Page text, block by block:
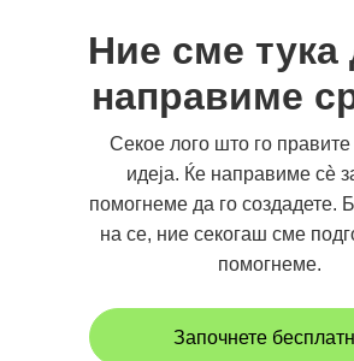
Ние сме тука
направиме
Секое лого што го правите
идеја. Ќе направиме сè
помогнеме да го создадете.
на се, ние секогаш сме
помогнеме.
Започнете